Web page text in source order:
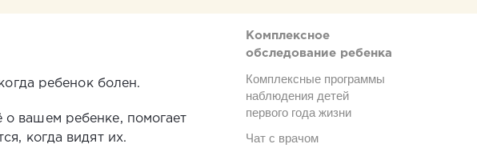
Комплексное
обследование ребенка
Комплексные программы
наблюдения детей
первого года жизни
Чат с врачом
ребенок болен.
вашем ребенке, помогает
когда видят их.